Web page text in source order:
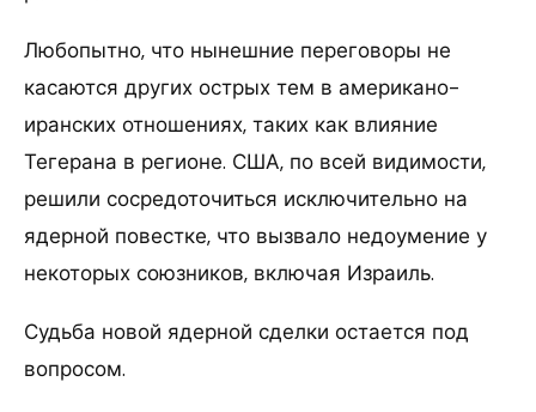
Любопытно, что нынешние переговоры не
касаются других острых тем в американо-
иранских отношениях, таких как влияние
Тегерана в регионе. США, по всей видимости,
решили сосредоточиться исключительно на
ядерной повестке, что вызвало недоумение у
некоторых союзников, включая Израиль.
Судьба новой ядерной сделки остается под
вопросом.